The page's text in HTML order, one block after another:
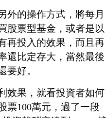
外的操作方式，將每月
股票型基金，或者是以
再投入的效果，而且再
還比定存大，當然最後
要好。
效果，就看投資者如何
票100萬元，過了一段